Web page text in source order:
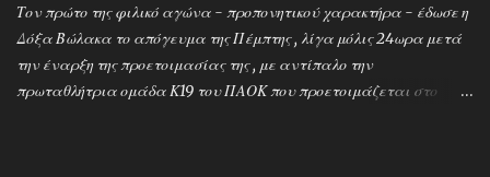
Τον πρώτο της φιλικό αγώνα - προπονητικού χαρακτήρα - έδωσε η
Δόξα Βώλακα το απόγευμα της Πέμπτης , λίγα μόλις 24ωρα μετά
την έναρξη της προετοιμασίας της , με αντίπαλο την
πρωταθλήτρια ομάδα Κ19 του ΠΑΟΚ που προετοιμάζεται στο